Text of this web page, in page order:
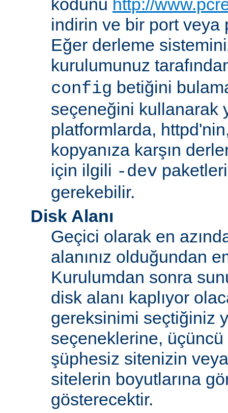
kodunu http://
indirin ve bir port veya
Eğer derleme
kurulumunuz
config betiğini
seçeneğini kullanarak
platformlarda,
kopyanıza karşın
için ilgili -dev
gerekebilir.
Disk Alanı
Geçici olarak en
alanınız olduğundan
Kurulumdan sonra
disk alanı kaplıyor
gereksinimi seçtiğiniz
seçeneklerine,
şüphesiz sitenizin
sitelerin boyutlarına
gösterecektir.